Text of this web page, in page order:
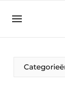
Bedrijven